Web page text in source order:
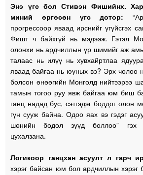
Энэ үгс бол Стивэн Фишийнх.
миний өргөсөн үгс дотор:
прогрессоор яваад ирснийг үгүйсгэх
Фишт ч байхгүй нь мэдээж. Гэтэл
олонхи нь ардчиллын үр шимийг аж
талаас нь илүү нь хувхайртлаа
яваад байгаа нь юуных вэ? Эрх чөлөө
болсон өнөөгийн Монголд нийтээрээ
тамын тогоо руу явж байгаа юм биш
ганц надад бус, сэтгэдэг боддог олон
гүн сууж байна. Одоо яах вэ гэдэг
шөнийн бодол зүүд боллоо” гэх
цухалзана.
Логикоор ганцхан асуулт л гарч
хэрэг байсан юм бол ардчиллын хэрэг